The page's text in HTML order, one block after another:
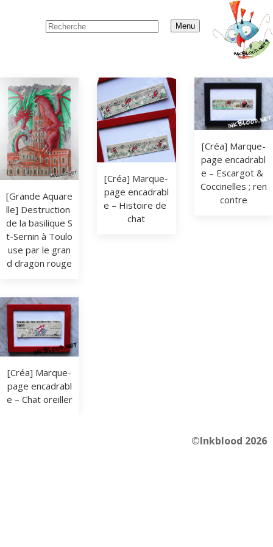
Menu
[Grande Aquare
lle] Destruction
de la basilique S
t-Sernin à Toulo
use par le gran
d dragon rouge
[Créa] Marque-
page encadrabl
e – Histoire de
chat
[Créa] Marque-
page encadrabl
e – Escargot &
Coccinelles ; ren
contre
[Créa] Marque-
page encadrabl
e – Chat oreiller
©Inkblood 2026